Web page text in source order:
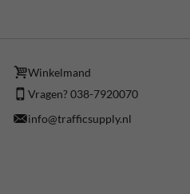
Winkelmand
Vragen? 038-7920070
info@trafficsupply.nl